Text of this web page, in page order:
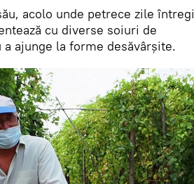
acolo unde petrece zile întregi
cu diverse soiuri de
ajunge la forme desăvârșite.